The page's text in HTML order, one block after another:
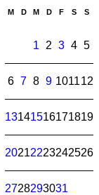
M D M D F S S
1 2 3 4 5
6 7 8 9 101112
13141516171819
20212223242526
2728293031